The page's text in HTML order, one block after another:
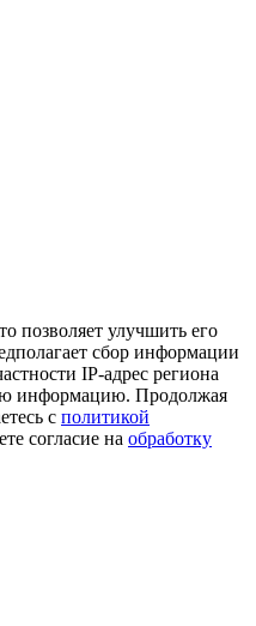
позволяет улучшить его
сбор информации
IP-адрес региона
информацию. Продолжая
с политикой
согласие на обработку